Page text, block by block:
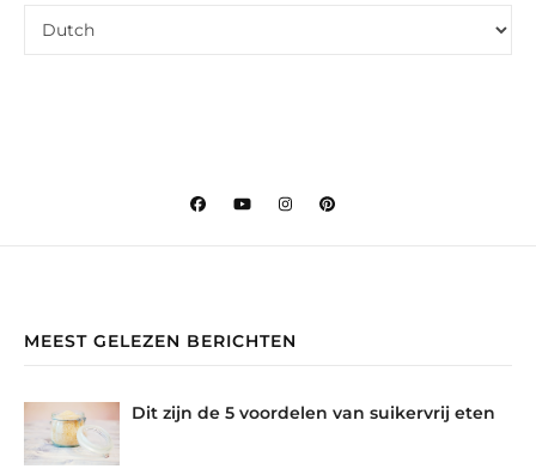
MEEST GELEZEN BERICHTEN
Dit zijn de 5 voordelen van suikervrij eten